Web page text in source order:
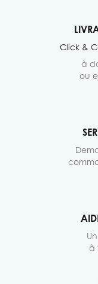
Click &
à
ou
à